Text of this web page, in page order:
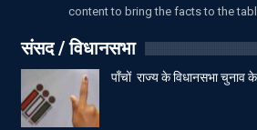
content to bring the facts to the
संसद / विधानसभा
पाँचों राज्य के विधानसभा चुनाव